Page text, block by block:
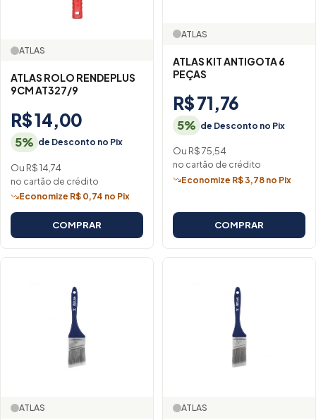
ATLAS
ATLAS ROLO RENDEPLUS
9CM AT327/9
R$ 14,00
5% de Desconto no Pix
Ou R$ 14,74
no cartão de crédito
Economize R$ 0,74 no Pix
COMPRAR
ATLAS
ATLAS KIT ANTIGOTA 6
PEÇAS
R$ 71,76
5% de Desconto no Pix
Ou R$ 75,54
no cartão de crédito
Economize R$ 3,78 no Pix
COMPRAR
ATLAS ATLAS